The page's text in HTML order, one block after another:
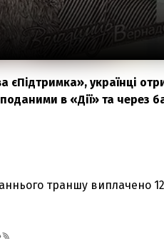
українці
в «Дії» та через
траншу виплачено